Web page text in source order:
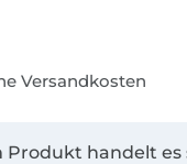
Versandkosten
Produkt handelt es